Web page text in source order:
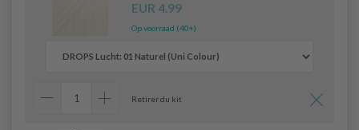
EUR 4.99
Op voorraad (40+)
Retirer du kit